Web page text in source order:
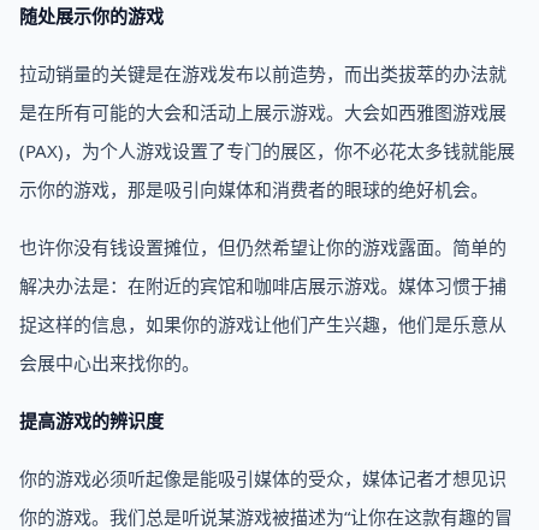
随处展示你的游戏
拉动销量的关键是在游戏发布以前造势，而出类拔萃的办法就
是在所有可能的大会和活动上展示游戏。大会如西雅图游戏展
(PAX)，为个人游戏设置了专门的展区，你不必花太多钱就能展
示你的游戏，那是吸引向媒体和消费者的眼球的绝好机会。
也许你没有钱设置摊位，但仍然希望让你的游戏露面。简单的
解决办法是：在附近的宾馆和咖啡店展示游戏。媒体习惯于捕
捉这样的信息，如果你的游戏让他们产生兴趣，他们是乐意从
会展中心出来找你的。
提高游戏的辨识度
你的游戏必须听起像是能吸引媒体的受众，媒体记者才想见识
你的游戏。我们总是听说某游戏被描述为“让你在这款有趣的冒